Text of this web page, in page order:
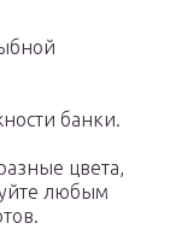
банки.
цвета,
любым